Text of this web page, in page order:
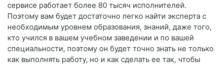
сервисе работает более 80 тысяч исполнителей.
Поэтому вам будет достаточно легко найти эксперта с
необходимым уровнем образования, знаний, даже того,
кто учился в вашем учебном заведении и по вашей
специальности, поэтому он будет точно знать не только
как выполнять работу, но и как сделать ее так, чтобы